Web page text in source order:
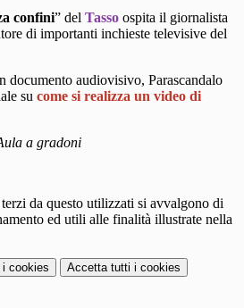
confini” del Tasso ospita il giornalista
di importanti inchieste televisive del
documento audiovisivo, Parascandalo
su come si realizza un video di
a gradoni
da questo utilizzati si avvalgono di
ed utili alle finalità illustrate nella
i cookies Accetta tutti i cookies